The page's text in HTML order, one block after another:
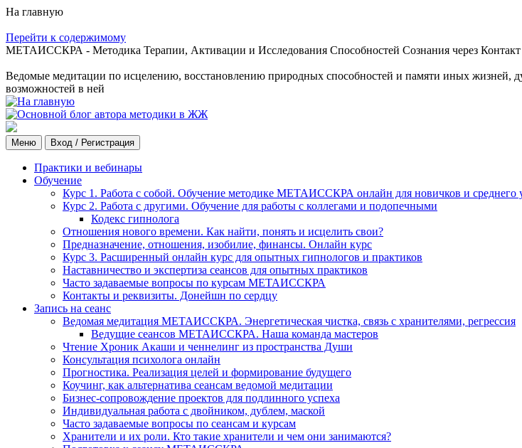
На главную
Перейти к содержимому
МЕТАИССКРА - Методика Терапии, Активации и Исследования Способностей Сознания через
Ведомые медитации по исцелению, восстановлению природных способностей и памяти иных жизней,
возможностей в ней
Меню Вход / Регистрация
Практики и вебинары
Обучение
Курс 1. Работа с собой. Обучение методике МЕТАИССКРА онлайн для новичков и среднего
Курс 2. Работа с другими. Обучение для работы с коллегами и подопечными
Кодекс гипнолога
Отношения нового времени. Как найти, понять и исцелить свои?
Предназначение, отношения, изобилие, финансы. Онлайн курс
Курс 3. Расширенный онлайн курс для опытных гипнологов и практиков
Наставничество и экспертиза сеансов для опытных практиков
Часто задаваемые вопросы по курсам МЕТАИССКРА
Контакты и реквизиты. Донейшн по сердцу
Запись на сеанс
Ведомая медитация МЕТАИССКРА. Энергетическая чистка, связь с хранителями, регрессия
Ведущие сеансов МЕТАИССКРА. Наша команда мастеров
Чтение Хроник Акаши и ченнелинг из пространства Души
Консультация психолога онлайн
Прогностика. Реализация целей и формирование будущего
Коучинг, как альтернатива сеансам ведомой медитации
Бизнес-сопровождение проектов для подлинного успеха
Индивидуальная работа с двойником, дублем, маской
Часто задаваемые вопросы по сеансам и курсам
Хранители и их роли. Кто такие хранители и чем они занимаются?